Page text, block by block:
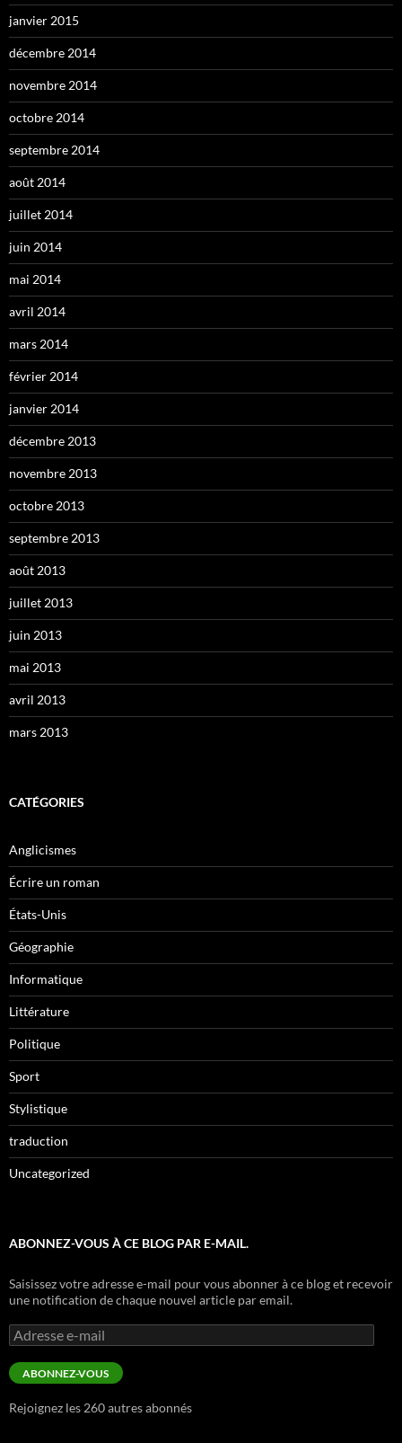
janvier 2015
décembre 2014
novembre 2014
octobre 2014
septembre 2014
août 2014
juillet 2014
juin 2014
mai 2014
avril 2014
mars 2014
février 2014
janvier 2014
décembre 2013
novembre 2013
octobre 2013
septembre 2013
août 2013
juillet 2013
juin 2013
mai 2013
avril 2013
mars 2013
CATÉGORIES
Anglicismes
Écrire un roman
États-Unis
Géographie
Informatique
Littérature
Politique
Sport
Stylistique
traduction
Uncategorized
ABONNEZ-VOUS À CE BLOG PAR E-MAIL.
Saisissez votre adresse e-mail pour vous abonner à ce blog et recevoir
une notification de chaque nouvel article par email.
Adresse
e-
mail
ABONNEZ-VOUS
Rejoignez les 260 autres abonnés